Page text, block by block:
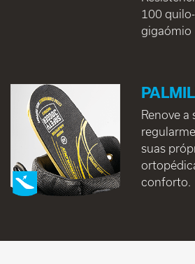
100
gigaómio
Renove a
suas
conforto.